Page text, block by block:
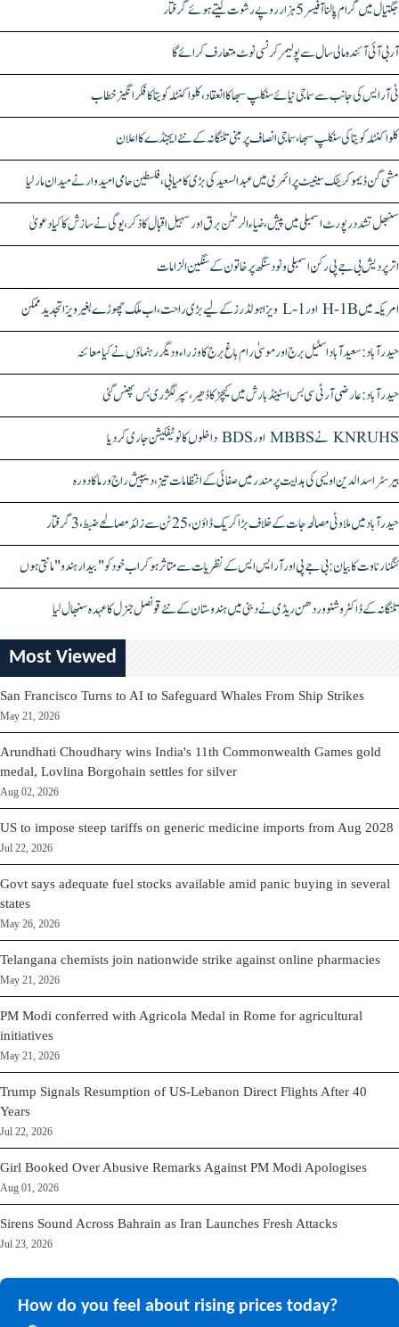
جگتیال میں گرام پالنا آفیسر 5 ہزار روپے رشوت لیتے ہوئے گرفتار
آر بی آئی آئندہ مالی سال سے پولیمر کرنسی نوٹ متعارف کرائے گا
ٹی آر ایس کی جانب سے سماجی نیائے سنکلپ سبھا کا انعقاد، کلواکنٹلہ کویتا کا فکر انگیز خطاب
کلواکنٹلہ کویتا کی سنکلپ سبھا، سماجی انصاف پر مبنی تلنگانہ کے نئے ایجنڈے کا اعلان
مشی گن ڈیموکریٹک سینیٹ پرائمری میں عبدالسعید کی بڑی کامیابی، فلسطین حامی امیدوار نے میدان مار لیا
سنبھل تشدد رپورٹ اسمبلی میں پیش، ضیاء الرحمٰن برق اور سہیل اقبال کا ذکر، یوگی نے سازش کا کیا دعویٰ
اتر پردیش بی جے پی رکن اسمبلی ونود سنگھ پر خاتون کے سنگین الزامات
امریکہ میں H-1B اور L-1 ویزا ہولڈرز کے لیے بڑی راحت، اب ملک چھوڑے بغیر ویزا تجدید ممکن
حیدرآباد: سعیدآباد اسٹیل برج اور موسیٰ رام باغ برج کا وزراء و دیگر رہنماؤں نے کیا معائنہ
حیدرآباد: عارضی آر ٹی سی بس اسٹینڈ بارش میں کیچڑ کا ڈھیر، سپر لگژری بس پھنس گئی
KNRUHS نے MBBS اور BDS داخلوں کا نوٹیفکیشن جاری کر دیا
بیرسٹر اسدالدین اویسی کی ہدایت پر مندر میں صفائی کے انتظامات تیز، دیپیش راج ورما کا دورہ
حیدرآباد میں ملاوٹی مصالحہ جات کے خلاف بڑا کریک ڈاؤن، 25 ٹن سے زائد مصالحے ضبط، 3 گرفتار
کنگنا رناوت کا بیان: بی جے پی اور آر ایس ایس کے نظریات سے متاثر ہو کر اب خود کو "بیدار ہندو" مانتی ہوں
تلنگانہ کے ڈاکٹر وشنو وردھن ریڈی نے دبئی میں ہندوستان کے نئے قونصل جنرل کا عہدہ سنبھال لیا
Most Viewed
San Francisco Turns to AI to Safeguard Whales From Ship Strikes
May 21, 2026
Arundhati Choudhary wins India's 11th Commonwealth Games gold
medal, Lovlina Borgohain settles for silver
Aug 02, 2026
US to impose steep tariffs on generic medicine imports from Aug 2028
Jul 22, 2026
Govt says adequate fuel stocks available amid panic buying in several
states
May 26, 2026
Telangana chemists join nationwide strike against online pharmacies
May 21, 2026
PM Modi conferred with Agricola Medal in Rome for agricultural
initiatives
May 21, 2026
Trump Signals Resumption of US-Lebanon Direct Flights After 40
Years
Jul 22, 2026
Girl Booked Over Abusive Remarks Against PM Modi Apologises
Aug 01, 2026
Sirens Sound Across Bahrain as Iran Launches Fresh Attacks
Jul 23, 2026
How do you feel about rising prices today?